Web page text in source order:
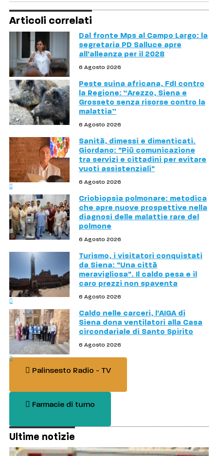
Articoli correlati
Dal fronte Mps al Campo Largo: la
segretaria PD Salluce apre
all'alleanza per il 2028
6 Agosto 2026
Peste suina africana, FdI contro
la Regione: “Arezzo, Siena e
Grosseto senza risorse contro la
malattia”
6 Agosto 2026
Sanità, dimessi e dimenticati.
Giordano: "Più comunicazione
tra servizi e cittadini per evitare
vuoti assistenziali"
6 Agosto 2026
Criobiopsia polmonare: metodica
che apre nuove prospettive nella
diagnosi delle malattie rare del
polmone
6 Agosto 2026
Turismo, i visitatori conquistati
da Siena: "Una città
meravigliosa". Il caldo pesa e il
caro prezzi non spaventa
6 Agosto 2026
Caldo nelle carceri, l'AIGA di
Siena dona ventilatori alla Casa
circondariale di Santo Spirito
6 Agosto 2026
Palinsesto Radio - TV
Farmacie di turno
Ultime notizie